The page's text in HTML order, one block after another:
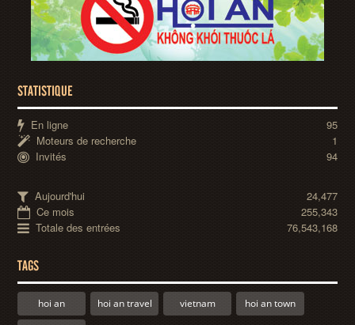
STATISTIQUE
En ligne
95
Moteurs de recherche
1
Invités
94
Aujourd'hui
24,477
Ce mois
255,343
Totale des entrées
76,543,168
TAGS
hoi an hoi an travel vietnam hoi an town